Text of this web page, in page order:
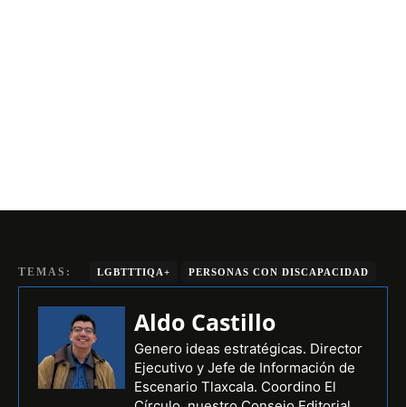
TEMAS: LGBTTTIQA+ PERSONAS CON DISCAPACIDAD
Aldo Castillo
Genero ideas estratégicas. Director
Ejecutivo y Jefe de Información de
Escenario Tlaxcala. Coordino El